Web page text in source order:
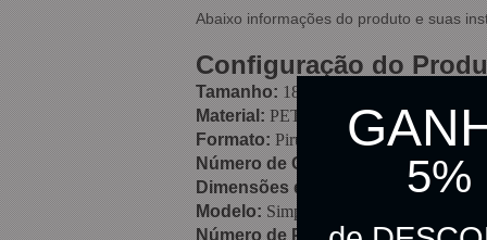
5%
Abaixo informações do produto e suas
Configuração do
Tamanho:185mm x 245mm
Material:PET
Formato:Pirulito Avião
Número de Cascas:
10 cascas
Dimensões do Formato
: 65mm (C)
Modelo:Simples
Número de Partes:1 parte acetato